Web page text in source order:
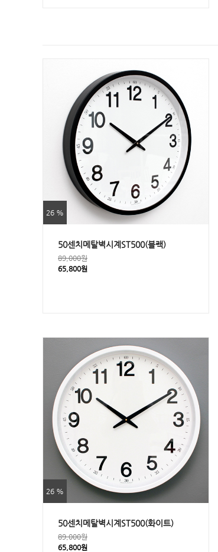
26 %
50센치메탈벽시계ST500(블랙)
89,000원
65,800원
26 %
50센치메탈벽시계ST500(화이트)
89,000원
65,800원